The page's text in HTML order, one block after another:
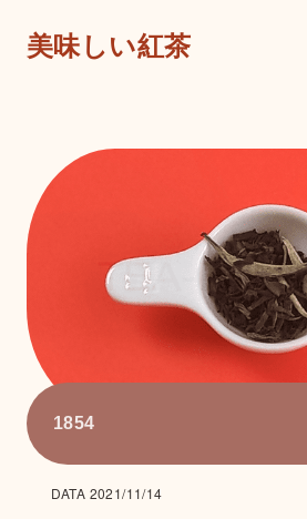
美味しい紅茶
1854
DATA 2021/11/14